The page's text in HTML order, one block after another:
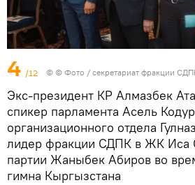
4 /12 © © Фото / секретариат фракции
Экс-президент КР Алмазбек
спикер парламента Асель
организационного отдела
лидер фракции СДПК в ЖК Иса
партии Жаныбек Абиров во
гимна Кыргызстана